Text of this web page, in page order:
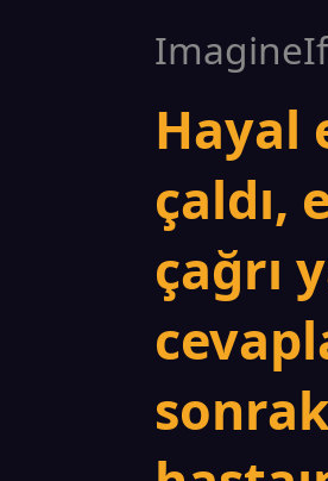
ImagineIf
Hayal
çaldı,
çağrı